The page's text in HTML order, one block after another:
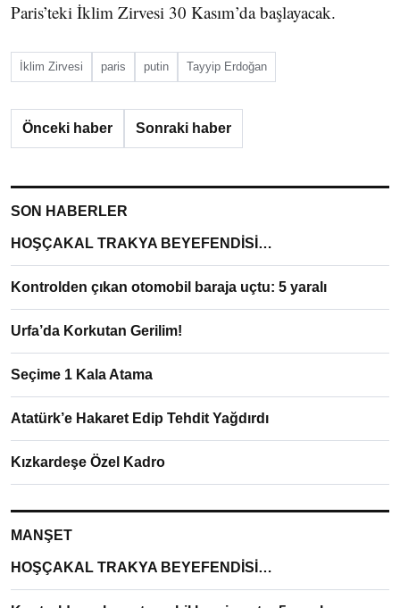
Paris’teki İklim Zirvesi 30 Kasım’da başlayacak.
İklim Zirvesi paris putin Tayyip Erdoğan
Önceki haber Sonraki haber
SON HABERLER
HOŞÇAKAL TRAKYA BEYEFENDİSİ…
Kontrolden çıkan otomobil baraja uçtu: 5 yaralı
Urfa’da Korkutan Gerilim!
Seçime 1 Kala Atama
Atatürk’e Hakaret Edip Tehdit Yağdırdı
Kızkardeşe Özel Kadro
MANŞET
HOŞÇAKAL TRAKYA BEYEFENDİSİ…